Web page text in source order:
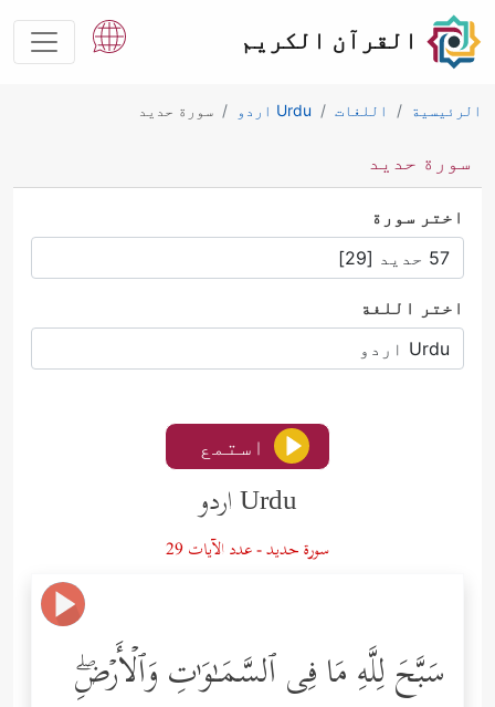
القرآن الكريم
الرئيسية اللغات Urdu اردو سورة حدید
سورة حدید
اختر سورة
اختر اللغة
استمع
Urdu اردو
سورة حدید - عدد الآيات 29
سَبَّحَ لِلَّهِ مَا فِی ٱلسَّمَـٰوَ ٰ⁠تِ وَٱلۡأَرۡضِۖ